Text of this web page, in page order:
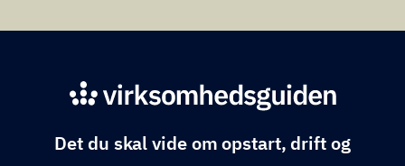
Det du skal vide om opstart, drift og